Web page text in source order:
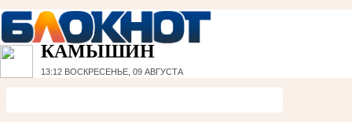
КАМЫШИН
13:12 ВОСКРЕСЕНЬЕ, 09 АВГУСТА